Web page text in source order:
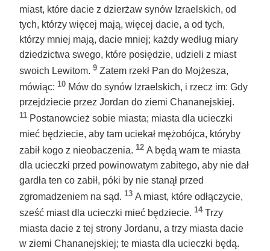
miast, które dacie z dzierżaw synów Izraelskich, od
tych, którzy więcej mają, więcej dacie, a od tych,
którzy mniej mają, dacie mniej; każdy według miary
dziedzictwa swego, które posiędzie, udzieli z miast
swoich Lewitom. 9 Zatem rzekł Pan do Mojżesza,
mówiąc: 10 Mów do synów Izraelskich, i rzecz im: Gdy
przejdziecie przez Jordan do ziemi Chananejskiej.
11 Postanowcież sobie miasta; miasta dla ucieczki
mieć będziecie, aby tam uciekał mężobójca, któryby
zabił kogo z nieobaczenia. 12 A będą wam te miasta
dla ucieczki przed powinowatym zabitego, aby nie dał
gardła ten co zabił, póki by nie stanął przed
zgromadzeniem na sąd. 13 A miast, które odłączycie,
sześć miast dla ucieczki mieć będziecie. 14 Trzy
miasta dacie z tej strony Jordanu, a trzy miasta dacie
w ziemi Chananejskiej; te miasta dla ucieczki będą.